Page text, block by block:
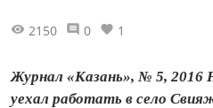
2150 0 1
Журнал «Казань», № 5, 2016
уехал работать в село